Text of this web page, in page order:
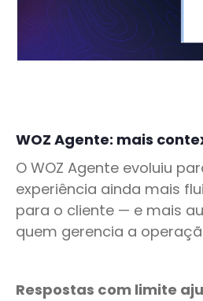
WOZ Agente: mais
O WOZ Agente evoluiu
experiência ainda mais
para o cliente — e mais
quem gerencia a
Respostas com limite